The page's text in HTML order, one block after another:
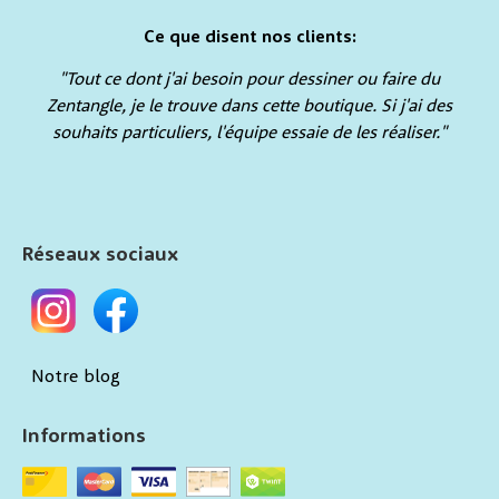
Ce que disent nos clients:
"Tout ce dont j'ai besoin pour dessiner ou faire du
Zentangle, je le trouve dans cette boutique. Si j'ai des
souhaits particuliers, l'équipe essaie de les réaliser."
Informations
Réseaux sociaux
Notre blog